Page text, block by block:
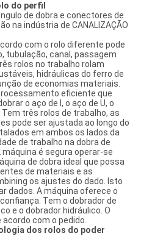
do perfil
de dobra e conectores de
na indústria de CANALIZAÇÃO
com o rolo diferente pode
tubulação, canal, passagem
rolos no trabalho rolam
hidráulicas do ferro de
de economias materiais.
eficiente que
o aço de I, o aço de U, o
três rolos de trabalho, as
pode ser ajustada ao longo do
em ambos os lados da
de trabalho na dobra de
é segura operar-se
de dobra ideal que possa
de materiais e as
os ajustes do dado. Isto
dados. A máquina oferece o
Tem o dobrador de
e o dobrador hidráulico. O
com o pedido.
dos rolos do poder